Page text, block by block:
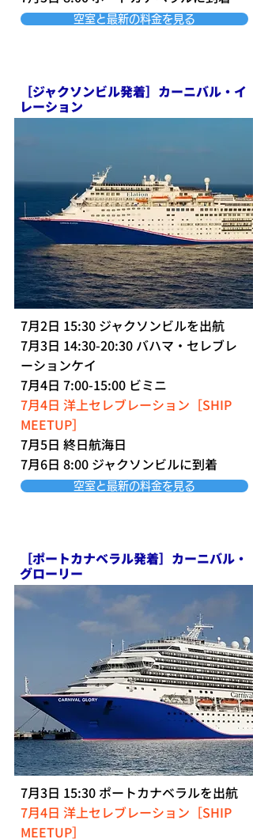
空室と最新の料金を見る
［ジャクソンビル発着］カーニバル・イ
レーション
7月2日 15:30 ジャクソンビルを出航
7月3日 14:30-20:30 バハマ・セレブレ
ーションケイ
7月4日 7:00-15:00 ビミニ
7月4日 洋上セレブレーション［SHIP
MEETUP］
7月5日 終日航海日
7月6日 8:00 ジャクソンビルに到着
空室と最新の料金を見る
［ポートカナベラル発着］カーニバル・
グローリー
7月3日 15:30 ポートカナベラルを出航
7月4日 洋上セレブレーション［SHIP
MEETUP］